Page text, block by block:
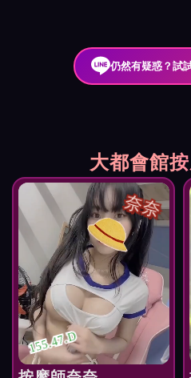
仍然有疑惑？試
大都會館
奈奈
155.47.D